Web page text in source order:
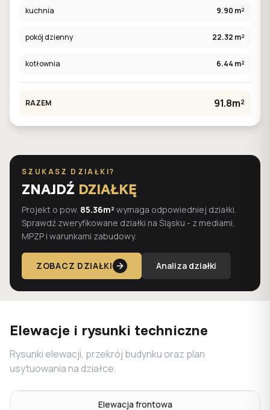
kuchnia 9.90 m²
pokój dzienny 22.32 m²
kotłownia 6.44 m²
RAZEM 91.8m²
SZUKASZ DZIAŁKI?
ZNAJDŹ DZIAŁKĘ
Projekt o pow. 85.36m² wymaga odpowiedniej działki.
Sprawdź zweryfikowane działki na Śląsku - z mediami,
MPZP i warunkami zabudowy.
ZOBACZ DZIAŁKI Analiza działki
Elewacje i rysunki techniczne
Rysunki elewacji, przekrój budynku oraz plan
usytuowania na działce.
Elewacja frontowa